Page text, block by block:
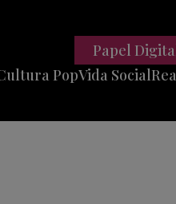
PopVida Social
Papel